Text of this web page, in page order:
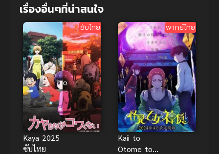
เรื่องอื่นๆที่น่าสนใจ
ซับไทย
Kaya 2025
ซับไทย
พากย์ไทย
Kaii to
Otome to